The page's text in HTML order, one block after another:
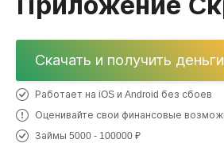
Скачать и получить деньги
Работает на iOS и Android без сбоев
Оценивайте свои финансовые
Займы 5000 - 100000 ₽